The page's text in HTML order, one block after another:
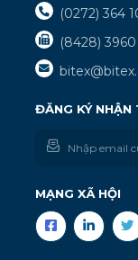
(0272) 364
(8428)
ĐĂNG KÝ NHẬN
MẠNG XÃ HỘI